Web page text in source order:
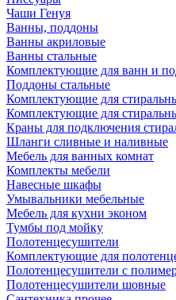
Чаши Генуя
Ванны, поддоны
Ванны акриловые
Ванны стальные
Комплектующие для ванн и
Поддоны стальные
Комплектующие для
Комплектующие для
Краны для подключения
Шланги сливные и наливные
Мебель для ванных комнат
Комплекты мебели
Навесные шкафы
Умывальники мебельные
Мебель для кухни эконом
Тумбы под мойку
Полотенцесушители
Комплектующие для
Полотенцесушители с
Полотенцесушители шовные